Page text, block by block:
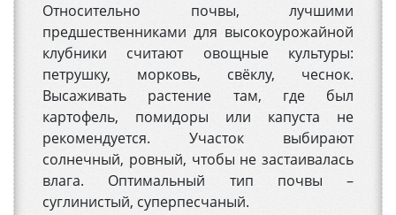
Относительно почвы, лучшими
предшественниками для высокоурожайной
клубники считают овощные культуры:
петрушку, морковь, свёклу, чеснок.
Высаживать растение там, где был
картофель, помидоры или капуста не
рекомендуется. Участок выбирают
солнечный, ровный, чтобы не застаивалась
влага. Оптимальный тип почвы –
суглинистый, суперпесчаный.